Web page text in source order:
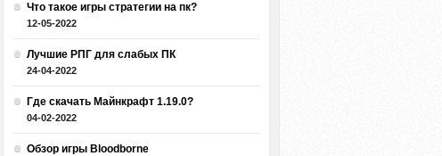
Что такое игры стратегии на пк?
12-05-2022
Лучшие РПГ для слабых ПК
24-04-2022
Где скачать Майнкрафт 1.19.0?
04-02-2022
Обзор игры Bloodborne